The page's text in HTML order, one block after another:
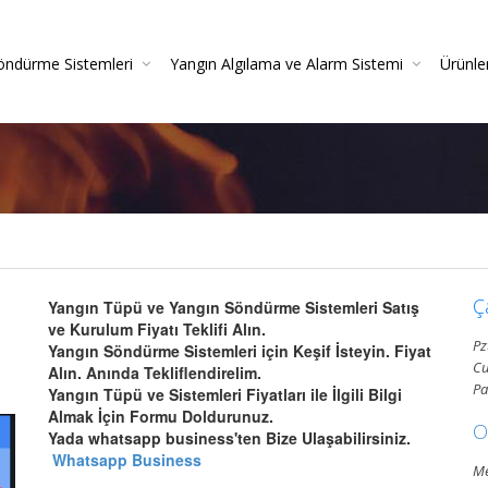
Sistemleri Yangın Algılama ve Alarm Sistemi
Yangın Tüpü ve Yangın Söndürme Sistemleri Satış
ve Kurulum Fiyatı Teklifi Alın.
Yangın Söndürme Sistemleri için Keşif İsteyin. Fiyat
Alın. Anında Tekliflendirelim.
Yangın Tüpü ve Sistemleri Fiyatları ile İlgili Bilgi
Almak İçin Formu Doldurunuz.
Yada whatsapp business'ten Bize Ulaşabilirsiniz.
Whatsapp Business